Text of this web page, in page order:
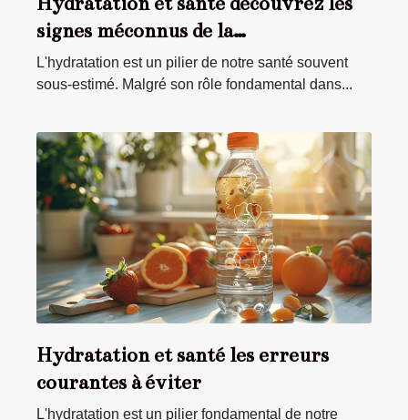
signes méconnus de la
déshydratation
L'hydratation est un pilier de notre santé souvent
sous-estimé. Malgré son rôle fondamental dans...
Hydratation et santé les erreurs
courantes à éviter
L'hydratation est un pilier fondamental de notre